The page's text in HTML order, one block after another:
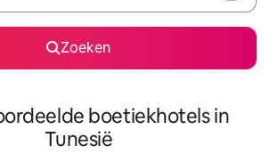
Zoeken
boetiekhotels in
Tunesië